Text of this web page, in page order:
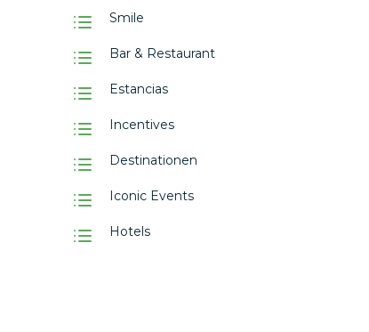
Smile
Bar & Restaurant
Estancias
Incentives
Destinationen
Iconic Events
Hotels